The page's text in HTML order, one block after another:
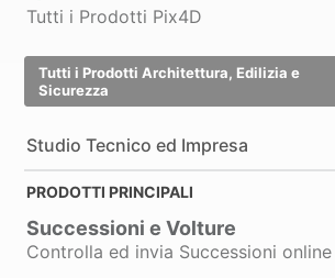
Tutti i Prodotti Pix4D
Tutti i Prodotti Architettura, Edilizia e
Sicurezza
Studio Tecnico ed Impresa
PRODOTTI PRINCIPALI
Successioni e Volture
Controlla ed invia Successioni online
Richiedi Informazioni